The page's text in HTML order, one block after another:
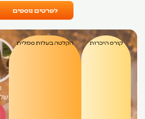
לפרטים נוספים
קורס היכרות הקלטה בעלות סמלית